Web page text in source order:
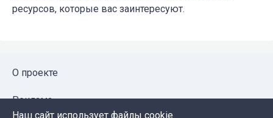
ресурсов, которые вас заинтересуют.
О проекте
Реклама
Наш сайт использует файлы cookie